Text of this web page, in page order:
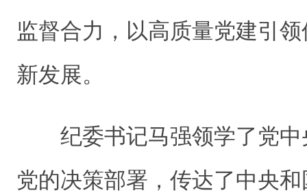
监督合力，以高质量党建引
新发展。
纪委书记马强领学了党
党的决策部署， 传达了中央